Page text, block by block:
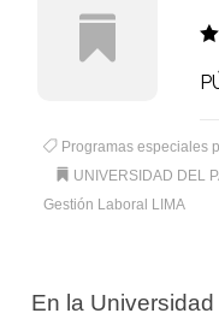
Programas especiales
UNIVERSIDAD DEL
Gestión Laboral LIMA
En la